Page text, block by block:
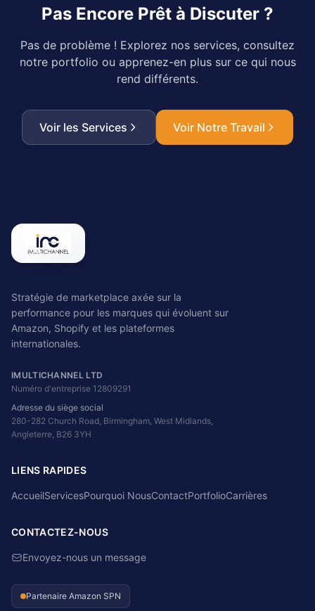
Pas Encore Prêt à Discuter ?
Pas de problème ! Explorez nos services, consultez
notre portfolio ou apprenez-en plus sur ce qui nous
rend différents.
Voir les Services Voir Notre Travail
Stratégie de marketplace axée sur la
performance pour les marques qui évoluent sur
Amazon, Shopify et les plateformes
internationales.
IMULTICHANNEL LTD
Numéro d'entreprise 12809291
Adresse du siège social
280-282 Church Road, Birmingham, West Midlands,
Angleterre, B26 3YH
LIENS RAPIDES
AccueilServicesPourquoi NousContactPortfolioCarrières
CONTACTEZ-NOUS
Envoyez-nous un message
Partenaire Amazon SPN